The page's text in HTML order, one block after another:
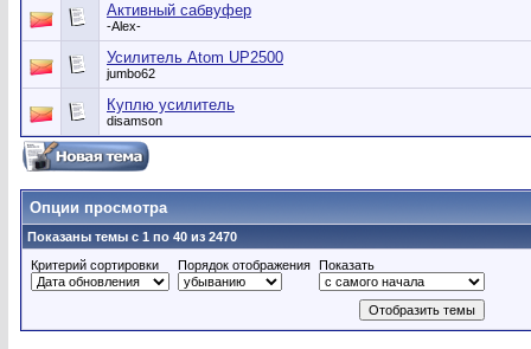
Активный сабвуфер
-Alex-
Усилитель Atom UP2500
jumbo62
Куплю усилитель
disamson
Опции просмотра
Показаны темы с 1 по 40 из 2470
Критерий сортировки
Порядок отображения Показать